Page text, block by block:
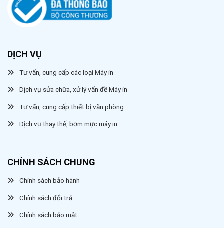
DỊCH VỤ
Tư vấn, cung cấp các loại Máy in
Dịch vụ sửa chữa, xử lý vấn đề Máy in
Tư vấn, cung cấp thiết bị văn phòng
Dịch vụ thay thế, bơm mực máy in
CHÍNH SÁCH CHUNG
Chính sách bảo hành
Chính sách đổi trả
Chính sách bảo mật